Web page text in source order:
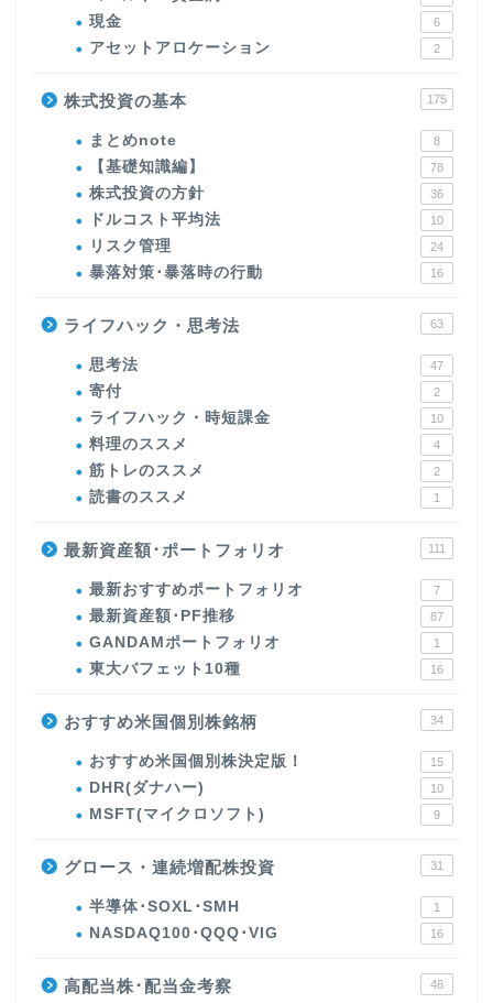
現金 6
アセットアロケーション 2
株式投資の基本 175
まとめnote 8
【基礎知識編】 78
株式投資の方針 36
ドルコスト平均法 10
リスク管理 24
暴落対策･暴落時の行動 16
ライフハック・思考法 63
思考法 47
寄付 2
ライフハック・時短課金 10
料理のススメ 4
筋トレのススメ 2
読書のススメ 1
最新資産額･ポートフォリオ 111
最新おすすめポートフォリオ 7
最新資産額･PF推移 87
GANDAMポートフォリオ 1
東大バフェット10種 16
おすすめ米国個別株銘柄 34
おすすめ米国個別株決定版！ 15
DHR(ダナハー) 10
MSFT(マイクロソフト) 9
グロース・連続増配株投資 31
半導体･SOXL･SMH 1
NASDAQ100･QQQ･VIG 16
高配当株･配当金考察 46